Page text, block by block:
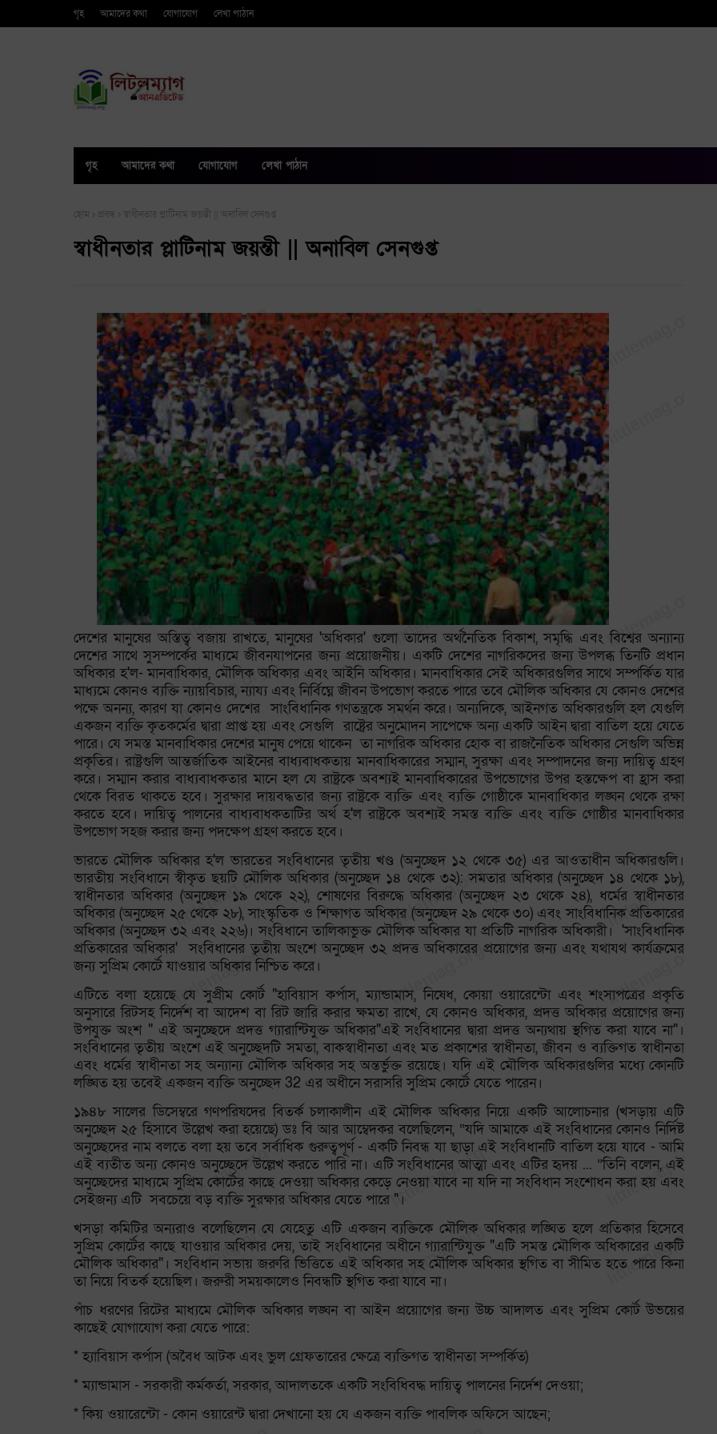
গৃহ আমাদের কথা যোগাযোগ লেখা পাঠান
গৃহ আমাদের কথা যোগাযোগ লেখা পাঠান
হোম প্রবন্ধ স্বাধীনতার প্লাটিনাম জয়ন্তী || অনাবিল সেনগুপ্ত
স্বাধীনতার প্লাটিনাম জয়ন্তী || অনাবিল সেনগুপ্ত
দেশের মানুষের অস্তিত্ব বজায় রাখতে, মানুষের 'অধিকার' গুলো তাদের অর্থনৈতিক বিকাশ, সমৃদ্ধি এবং বিশ্বের অন্যান্য
দেশের সাথে সুসম্পর্কের মাধ্যমে জীবনযাপনের জন্য প্রয়োজনীয়। একটি দেশের নাগরিকদের জন্য উপলব্ধ তিনটি প্রধান
অধিকার হ'ল- মানবাধিকার, মৌলিক অধিকার এবং আইনি অধিকার। মানবাধিকার সেই অধিকারগুলির সাথে সম্পর্কিত যার
মাধ্যমে কোনও ব্যক্তি ন্যায়বিচার, ন্যায্য এবং নির্বিঘ্নে জীবন উপভোগ করতে পারে তবে মৌলিক অধিকার যে কোনও দেশের
পক্ষে অনন্য, কারণ যা কোনও দেশের সাংবিধানিক গণতন্ত্রকে সমর্থন করে। অন্যদিকে, আইনগত অধিকারগুলি হল যেগুলি
একজন ব্যক্তি কৃতকর্মের দ্বারা প্রাপ্ত হয় এবং সেগুলি রাষ্ট্রের অনুমোদন সাপেক্ষে অন্য একটি আইন দ্বারা বাতিল হয়ে যেতে
পারে। যে সমস্ত মানবাধিকার দেশের মানুষ পেয়ে থাকেন তা নাগরিক অধিকার হোক বা রাজনৈতিক অধিকার সেগুলি অভিন্ন
প্রকৃতির। রাষ্ট্রগুলি আন্তর্জাতিক আইনের বাধ্যবাধকতায় মানবাধিকারের সম্মান, সুরক্ষা এবং সম্পাদনের জন্য দায়িত্ব গ্রহণ
করে। সম্মান করার বাধ্যবাধকতার মানে হল যে রাষ্ট্রকে অবশ্যই মানবাধিকারের উপভোগের উপর হস্তক্ষেপ বা হ্রাস করা
থেকে বিরত থাকতে হবে। সুরক্ষার দায়বদ্ধতার জন্য রাষ্ট্রকে ব্যক্তি এবং ব্যক্তি গোষ্ঠীকে মানবাধিকার লঙ্ঘন থেকে রক্ষা
করতে হবে। দায়িত্ব পালনের বাধ্যবাধকতাটির অর্থ হ'ল রাষ্ট্রকে অবশ্যই সমস্ত ব্যক্তি এবং ব্যক্তি গোষ্ঠীর মানবাধিকার
উপভোগ সহজ করার জন্য পদক্ষেপ গ্রহণ করতে হবে।
ভারতে মৌলিক অধিকার হ'ল ভারতের সংবিধানের তৃতীয় খণ্ড (অনুচ্ছেদ ১২ থেকে ৩৫) এর আওতাধীন অধিকারগুলি।
ভারতীয় সংবিধানে স্বীকৃত ছয়টি মৌলিক অধিকার (অনুচ্ছেদ ১৪ থেকে ৩২): সমতার অধিকার (অনুচ্ছেদ ১৪ থেকে ১৮),
স্বাধীনতার অধিকার (অনুচ্ছেদ ১৯ থেকে ২২), শোষণের বিরুদ্ধে অধিকার (অনুচ্ছেদ ২৩ থেকে ২৪), ধর্মের স্বাধীনতার
অধিকার (অনুচ্ছেদ ২৫ থেকে ২৮), সাংস্কৃতিক ও শিক্ষাগত অধিকার (অনুচ্ছেদ ২৯ থেকে ৩০) এবং সাংবিধানিক প্রতিকারের
অধিকার (অনুচ্ছেদ ৩২ এবং ২২৬)। সংবিধানে তালিকাভুক্ত মৌলিক অধিকার যা প্রতিটি নাগরিক অধিকারী। 'সাংবিধানিক
প্রতিকারের অধিকার' সংবিধানের তৃতীয় অংশে অনুচ্ছেদ ৩২ প্রদত্ত অধিকারের প্রয়োগের জন্য এবং যথাযথ কার্যক্রমের
জন্য সুপ্রিম কোর্টে যাওয়ার অধিকার নিশ্চিত করে।
এটিতে বলা হয়েছে যে সুপ্রীম কোর্ট "হাবিয়াস কর্পাস, ম্যান্ডামাস, নিষেধ, কোয়া ওয়ারেন্টো এবং শংসাপত্রের প্রকৃতি
অনুসারে রিটসহ নির্দেশ বা আদেশ বা রিট জারি করার ক্ষমতা রাখে, যে কোনও অধিকার, প্রদত্ত অধিকার প্রয়োগের জন্য
উপযুক্ত অংশ " এই অনুচ্ছেদে প্রদত্ত গ্যারান্টিযুক্ত অধিকার"এই সংবিধানের দ্বারা প্রদত্ত অন্যথায় স্থগিত করা যাবে না"।
সংবিধানের তৃতীয় অংশে এই অনুচ্ছেদটি সমতা, বাকস্বাধীনতা এবং মত প্রকাশের স্বাধীনতা, জীবন ও ব্যক্তিগত স্বাধীনতা
এবং ধর্মের স্বাধীনতা সহ অন্যান্য মৌলিক অধিকার সহ অন্তর্ভুক্ত রয়েছে। যদি এই মৌলিক অধিকারগুলির মধ্যে কোনটি
লঙ্ঘিত হয় তবেই একজন ব্যক্তি অনুচ্ছেদ 32 এর অধীনে সরাসরি সুপ্রিম কোর্টে যেতে পারেন।
১৯৪৮ সালের ডিসেম্বরে গণপরিষদের বিতর্ক চলাকালীন এই মৌলিক অধিকার নিয়ে একটি আলোচনার (খসড়ায় এটি
অনুচ্ছেদ ২৫ হিসাবে উল্লেখ করা হয়েছে) ডঃ বি আর আম্বেদকর বলেছিলেন, “যদি আমাকে এই সংবিধানের কোনও নির্দিষ্ট
অনুচ্ছেদের নাম বলতে বলা হয় তবে সর্বাধিক গুরুত্বপূর্ণ - একটি নিবন্ধ যা ছাড়া এই সংবিধানটি বাতিল হয়ে যাবে - আমি
এই ব্যতীত অন্য কোনও অনুচ্ছেদে উল্লেখ করতে পারি না। এটি সংবিধানের আত্মা এবং এটির হৃদয় ... ”তিনি বলেন, এই
অনুচ্ছেদের মাধ্যমে সুপ্রিম কোর্টের কাছে দেওয়া অধিকার কেড়ে নেওয়া যাবে না যদি না সংবিধান সংশোধন করা হয় এবং
সেইজন্য এটি সবচেয়ে বড় ব্যক্তি সুরক্ষার অধিকার যেতে পারে "।
খসড়া কমিটির অন্যরাও বলেছিলেন যে যেহেতু এটি একজন ব্যক্তিকে মৌলিক অধিকার লঙ্ঘিত হলে প্রতিকার হিসেবে
সুপ্রিম কোর্টের কাছে যাওয়ার অধিকার দেয়, তাই সংবিধানের অধীনে গ্যারান্টিযুক্ত "এটি সমস্ত মৌলিক অধিকারের একটি
মৌলিক অধিকার"। সংবিধান সভায় জরুরি ভিত্তিতে এই অধিকার সহ মৌলিক অধিকার স্থগিত বা সীমিত হতে পারে কিনা
তা নিয়ে বিতর্ক হয়েছিল। জরুরী সময়কালেও নিবন্ধটি স্থগিত করা যাবে না।
পাঁচ ধরণের রিটের মাধ্যমে মৌলিক অধিকার লঙ্ঘন বা আইন প্রয়োগের জন্য উচ্চ আদালত এবং সুপ্রিম কোর্ট উভয়ের
কাছেই যোগাযোগ করা যেতে পারে:
* হ্যাবিয়াস কর্পাস (অবৈধ আটক এবং ভুল গ্রেফতারের ক্ষেত্রে ব্যক্তিগত স্বাধীনতা সম্পর্কিত)
* ম্যান্ডামাস - সরকারী কর্মকর্তা, সরকার, আদালতকে একটি সংবিধিবদ্ধ দায়িত্ব পালনের নির্দেশ দেওয়া;
* কিয় ওয়ারেন্টো - কোন ওয়ারেন্ট দ্বারা দেখানো হয় যে একজন ব্যক্তি পাবলিক অফিসে আছেন;